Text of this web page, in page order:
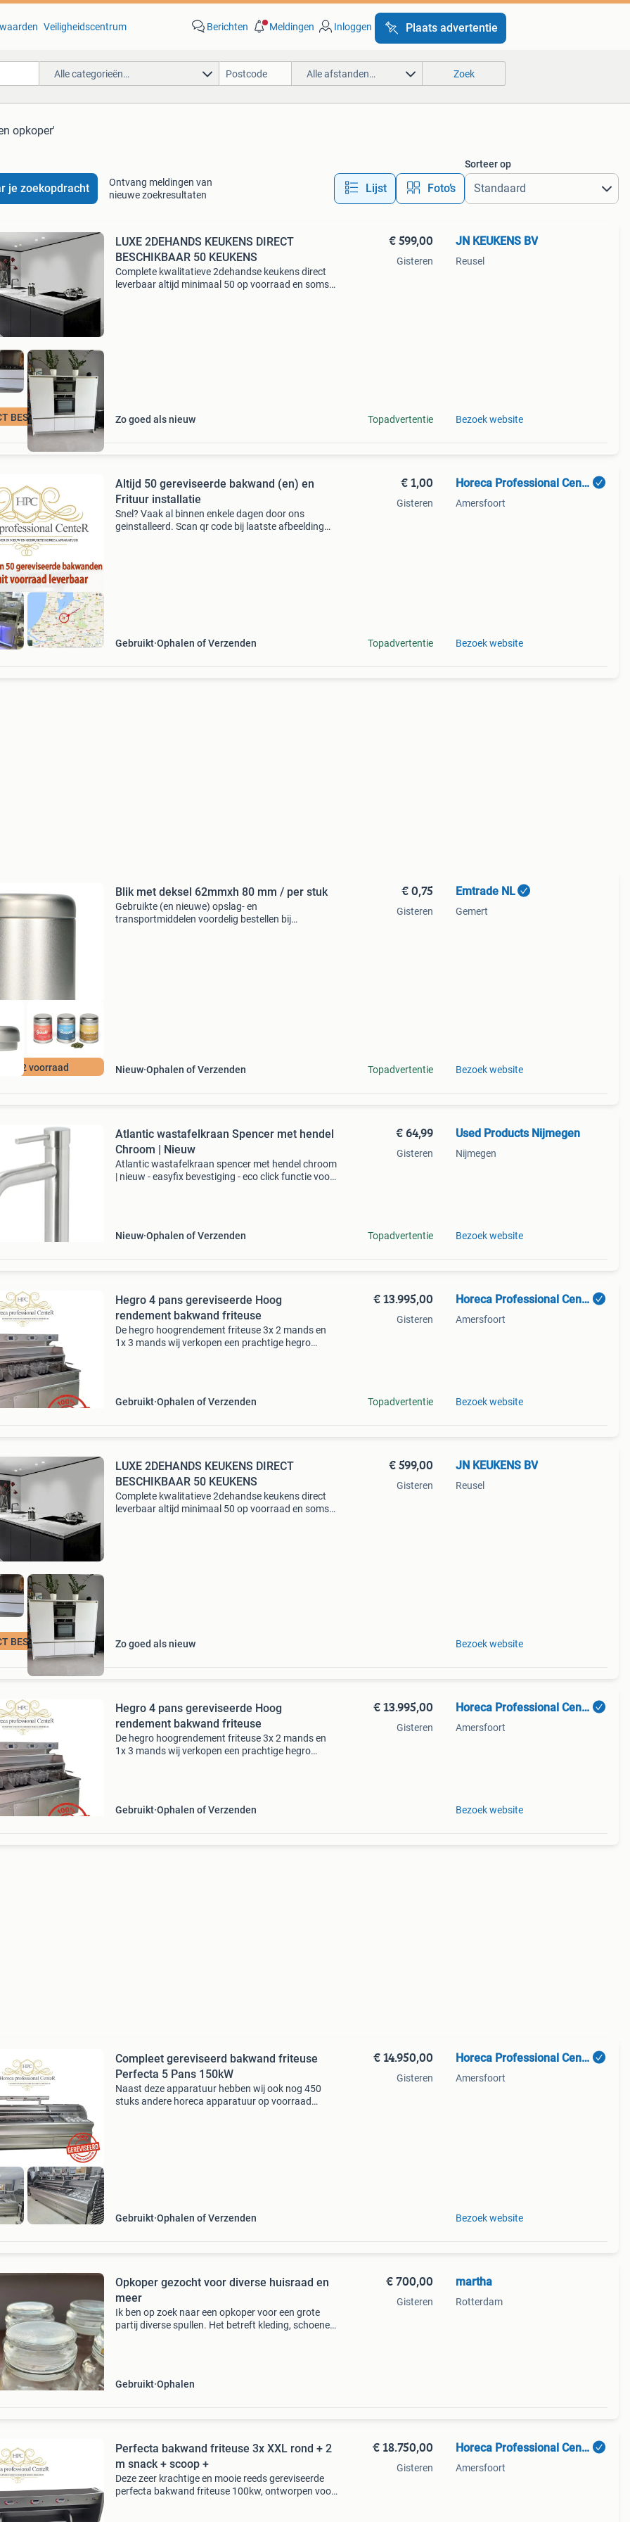
Veiligheidscentrum Berichten Meldingen Inloggen Plaats advertentie
Alle categorieën… Alle afstanden… Zoek
opkoper'
je zoekopdracht
Ontvang meldingen van
nieuwe zoekresultaten
Lijst Foto’s
Sorteer op
BESCHIKBAAR
LUXE 2DEHANDS KEUKENS DIRECT
BESCHIKBAAR 50 KEUKENS
Complete kwalitatieve 2dehandse keukens direct
leverbaar altijd minimaal 50 op voorraad en soms
Zo goed als nieuw
€ 599,00
Gisteren
Topadvertentie
JN KEUKENS BV
Reusel
Bezoek website
Altijd 50 gereviseerde bakwand (en) en
Frituur installatie
Snel? Vaak al binnen enkele dagen door ons
geinstalleerd. Scan qr code bij laatste afbeelding
Gebruikt Ophalen of Verzenden
€ 1,00
Gisteren
Topadvertentie
Horeca Professional Center BV.
Amersfoort
Bezoek website
m2 voorraad
Blik met deksel 62mmxh 80 mm / per stuk
Gebruikte (en nieuwe) opslag- en
transportmiddelen voordelig bestellen bij
Nieuw Ophalen of Verzenden
€ 0,75
Gisteren
Topadvertentie
Emtrade NL
Gemert
Bezoek website
Atlantic wastafelkraan Spencer met hendel
Chroom | Nieuw
Atlantic wastafelkraan spencer met hendel chroom
| nieuw - easyfix bevestiging - eco click functie voor
Nieuw Ophalen of Verzenden
€ 64,99
Gisteren
Topadvertentie
Used Products Nijmegen
Nijmegen
Bezoek website
Hegro 4 pans gereviseerde Hoog
rendement bakwand friteuse
De hegro hoogrendement friteuse 3x 2 mands en
1x 3 mands wij verkopen een prachtige hegro
Gebruikt Ophalen of Verzenden
€ 13.995,00
Gisteren
Topadvertentie
Horeca Professional Center BV.
Amersfoort
Bezoek website
BESCHIKBAAR
LUXE 2DEHANDS KEUKENS DIRECT
BESCHIKBAAR 50 KEUKENS
Complete kwalitatieve 2dehandse keukens direct
leverbaar altijd minimaal 50 op voorraad en soms
Zo goed als nieuw
€ 599,00
Gisteren
JN KEUKENS BV
Reusel
Bezoek website
Hegro 4 pans gereviseerde Hoog
rendement bakwand friteuse
De hegro hoogrendement friteuse 3x 2 mands en
1x 3 mands wij verkopen een prachtige hegro
Gebruikt Ophalen of Verzenden
€ 13.995,00
Gisteren
Horeca Professional Center BV.
Amersfoort
Bezoek website
Compleet gereviseerd bakwand friteuse
Perfecta 5 Pans 150kW
Naast deze apparatuur hebben wij ook nog 450
stuks andere horeca apparatuur op voorraad
Gebruikt Ophalen of Verzenden
€ 14.950,00
Gisteren
Horeca Professional Center BV.
Amersfoort
Bezoek website
Opkoper gezocht voor diverse huisraad en
meer
Ik ben op zoek naar een opkoper voor een grote
partij diverse spullen. Het betreft kleding, schoenen,
Gebruikt Ophalen
€ 700,00
Gisteren
martha
Rotterdam
Perfecta bakwand friteuse 3x XXL rond + 2
m snack + scoop +
Deze zeer krachtige en mooie reeds gereviseerde
perfecta bakwand friteuse 100kw, ontworpen voor
€ 18.750,00
Gisteren
Horeca Professional Center BV.
Amersfoort